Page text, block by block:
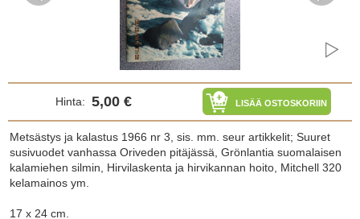
Hinta: 5,00 € LISÄÄ OSTOSKORIIN
Metsästys ja kalastus 1966 nr 3, sis. mm. seur artikkelit; Suuret
susivuodet vanhassa Oriveden pitäjässä, Grönlantia suomalaisen
kalamiehen silmin, Hirvilaskenta ja hirvikannan hoito, Mitchell 320
kelamainos ym.
17 x 24 cm.